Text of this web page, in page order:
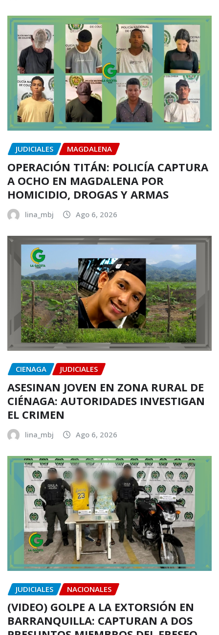
JUDICIALES MAGDALENA
OPERACIÓN TITÁN: POLICÍA CAPTURA
A OCHO EN MAGDALENA POR
HOMICIDIO, DROGAS Y ARMAS
lina_mbj Ago 6, 2026
CIENAGA JUDICIALES
ASESINAN JOVEN EN ZONA RURAL DE
CIÉNAGA: AUTORIDADES INVESTIGAN
EL CRIMEN
lina_mbj Ago 6, 2026
JUDICIALES NACIONALES
(VIDEO) GOLPE A LA EXTORSIÓN EN
BARRANQUILLA: CAPTURAN A DOS